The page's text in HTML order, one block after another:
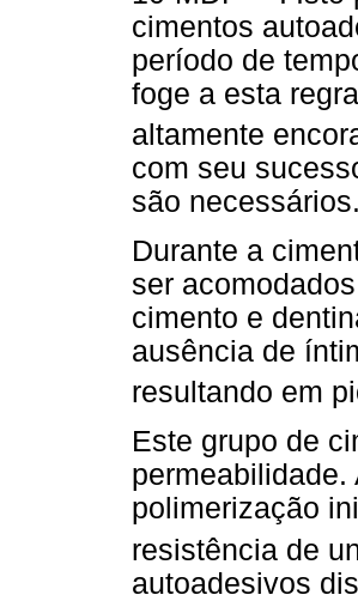
cimentos
período de
foge a esta
altamente
com seu
são necessários.
Durante a
ser
cimento e
ausência de
resultando em
Este grupo de
permeabilidade.
polimerização
resistência de
autoadesivos